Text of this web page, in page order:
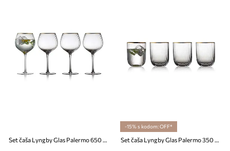
Set čaša Lyngby Glas Palermo 650 ml 4-pack
-15% s kodom: OFF*
Set čaša Lyngby Glas Palermo 350 ml 4-pack